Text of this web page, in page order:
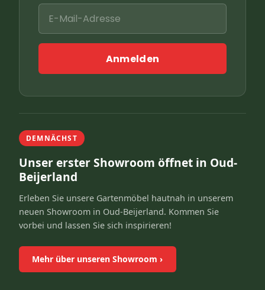
Anmelden
DEMNÄCHST
Unser erster Showroom öffnet in Oud-
Beijerland
Erleben Sie unsere Gartenmöbel hautnah in unserem
neuen Showroom in Oud-Beijerland. Kommen Sie
vorbei und lassen Sie sich inspirieren!
Mehr über unseren Showroom ›